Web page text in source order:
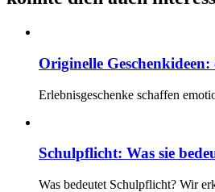
Originelle
Erlebnisgeschenke schaffen
Schulpflicht: Was sie
Was bedeutet Schulpflicht? Wir